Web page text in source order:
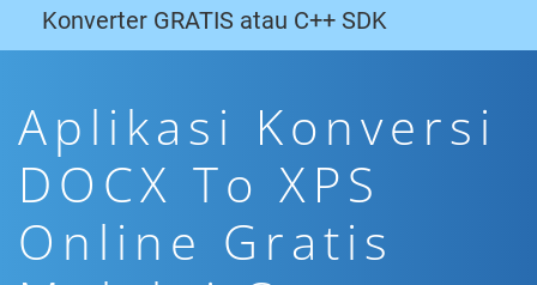
Konverter GRATIS atau C++ SDK
Aplikasi Konversi
DOCX To XPS
Online Gratis